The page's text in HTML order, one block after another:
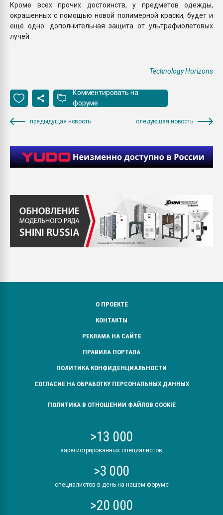
Кроме всех прочих достоинств, у предметов одежды,
окрашенных с помощью новой полимерной краски, будет и
ещё одно: дополнительная защита от ультрафиолетовых
лучей.
Technology Horizons
Комментировать на
форуме
предыдущая новость следующая новость
О ПРОЕКТЕ
КОНТАКТЫ
РЕКЛАМА НА САЙТЕ
ПРАВИЛА ПОРТАЛА
ПОЛИТИКА КОНФИДЕНЦИАЛЬНОСТИ
СОГЛАСИЕ НА ОБРАБОТКУ ПЕРСОНАЛЬНЫХ ДАННЫХ
ПОЛИТИКА В ОТНОШЕНИИ ФАЙЛОВ COOKIE
>13 000
зарегистрированных специалистов
>3 000
специалистов в день на нашем форуме
>20 000